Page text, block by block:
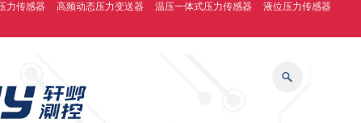
力传感器 高频动态压力变送器 温压一体式压力传感器 液位压力传感器